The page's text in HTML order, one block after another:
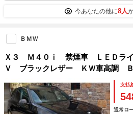
今あなたの他に8人
ＢＭＷ
Ｘ３ Ｍ４０ｉ 禁煙車 ＬＥＤラ
Ｖ ブラックレザー ＫＷ車高調 Ｂ
Ｗ ３Ｄｄｅｓｉｇｎフロント・
ＰＤＣ ３６０カメラ コンフォー
支払
通常ロ